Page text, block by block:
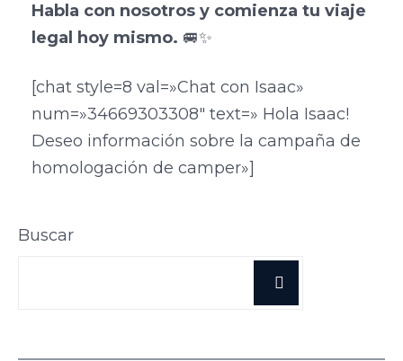
Habla con nosotros y comienza tu viaje
legal hoy mismo. 🚐✨
[chat style=8 val=»Chat con Isaac»
num=»34669303308″ text=» Hola Isaac!
Deseo información sobre la campaña de
homologación de camper»]
Buscar